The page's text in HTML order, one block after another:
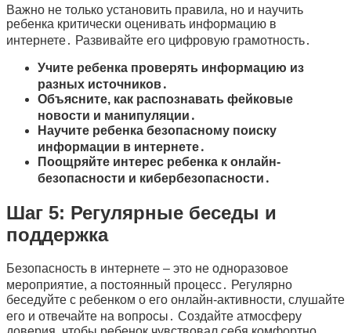
Важно не только установить правила, но и научить
ребенка критически оценивать информацию в
интернете․ Развивайте его цифровую грамотность․
Учите ребенка проверять информацию из
разных источников․
Объясните, как распознавать фейковые
новости и манипуляции․
Научите ребенка безопасному поиску
информации в интернете․
Поощряйте интерес ребенка к онлайн-
безопасности и кибербезопасности․
Шаг 5: Регулярные беседы и
поддержка
Безопасность в интернете – это не одноразовое
мероприятие, а постоянный процесс․ Регулярно
беседуйте с ребенком о его онлайн-активности, слушайте
его и отвечайте на вопросы․ Создайте атмосферу